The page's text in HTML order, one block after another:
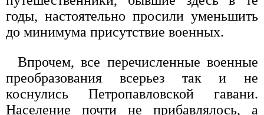
годы, настоятельно просили уменьшить
до минимума присутствие военных.
Впрочем, все перечисленные военные
преобразования всерьез так и не
коснулись Петропавловской гавани.
Население почти не прибавлялось, а